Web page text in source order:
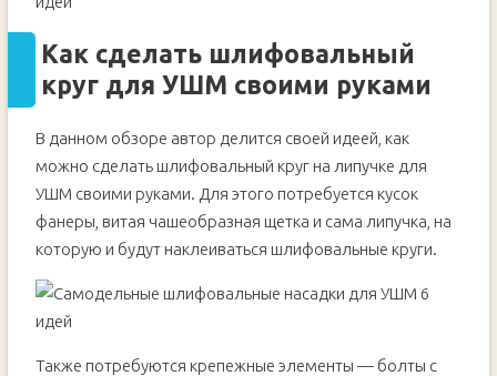
своими руками
Метод изготовления шлифовальных насадок для
УШМ
Основные этапы работ
Шлифовальная насадка на болгарку из
проволочной щетки
Основные этапы работ
Универсальная шлифовальная насадка из
чашечной щетки для УШМ
Основные этапы работ
под болгарку
Как сделать шлифовальный
круг для УШМ своими руками
В данном обзоре автор делится своей идеей, как
можно сделать шлифовальный круг на липучке для
УШМ своими руками. Для этого потребуется кусок
фанеры, витая чашеобразная щетка и сама липучка, на
которую и будут наклеиваться шлифовальные круги.
Также потребуются крепежные элементы — болты с